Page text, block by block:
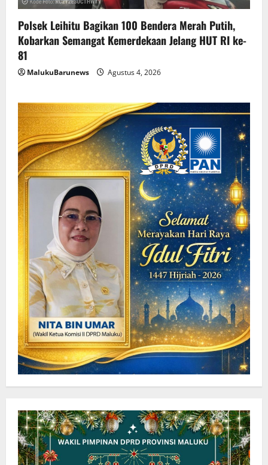
Polsek Leihitu Bagikan 100 Bendera Merah Putih,
Kobarkan Semangat Kemerdekaan Jelang HUT RI ke-
81
MalukuBarunews Agustus 4, 2026